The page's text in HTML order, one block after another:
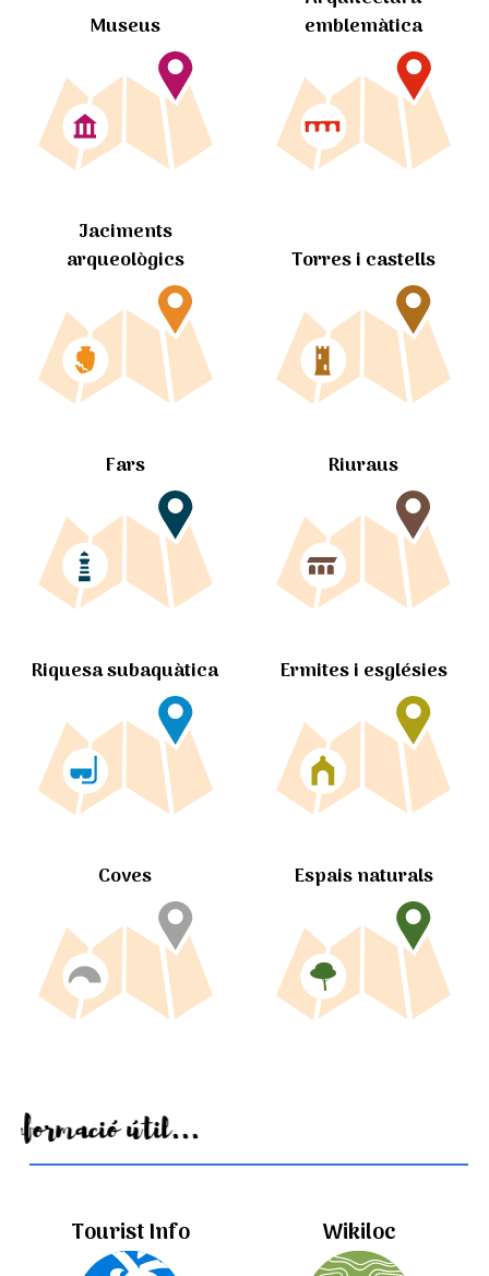
Museus
emblemàtica
Jaciments
arqueològics
Torres i castells
Fars Riuraus
Riquesa subaquàtica Ermites i esglésies
Coves Espais naturals
Informació útil...
Tourist Info Wikiloc